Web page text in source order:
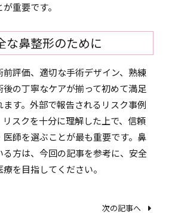
重要です。
な鼻整形のために
評価、適切な手術デザイン、熟練
後の丁寧なケアが揃って初めて満足
す。外部で報告されるリスク事例
スクを十分に理解した上で、信頼
師を選ぶことが最も重要です。鼻
方は、今回の記事を参考に、安全
を目指してください。
次の記事へ